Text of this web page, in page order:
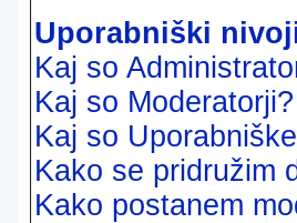
Uporabniški
Kaj so
Kaj so Moderatorji?
Kaj so
Kako se pridružim
Kako postanem